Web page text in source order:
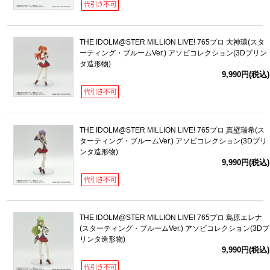
THE IDOLM@STER MILLION LIVE! 765プロ 大神環(スタ
ーティング・ブルームVer.) アソビコレクション(3Dプリン
タ造形物)
9,990円(税込)
THE IDOLM@STER MILLION LIVE! 765プロ 真壁瑞希(ス
ターティング・ブルームVer.) アソビコレクション(3Dプリ
ンタ造形物)
9,990円(税込)
THE IDOLM@STER MILLION LIVE! 765プロ 島原エレナ
(スターティング・ブルームVer.) アソビコレクション(3Dプ
リンタ造形物)
9,990円(税込)